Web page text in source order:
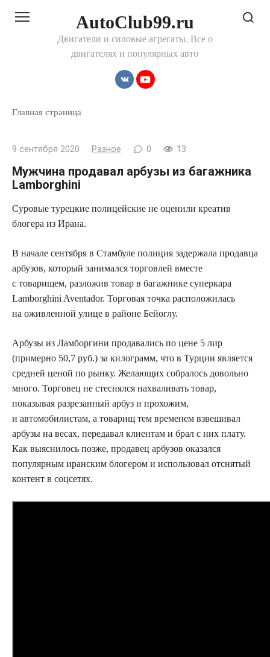
AutoClub99.ru
Двигатели и силовые агрегаты. Все о
двигателях и популярных авто
Главная страница
9 сентября 2020 Разное 0 13
Мужчина продавал арбузы из багажника
Lamborghini
Суровые турецкие полицейские не оценили креатив
блогера из Ирана.
В начале сентября в Стамбуле полиция задержала продавца
арбузов, который занимался торговлей вместе
с товарищем, разложив товар в багажнике суперкара
Lamborghini Aventador. Торговая точка расположилась
на оживленной улице в районе Бейоглу.
Арбузы из Ламборгини продавались по цене 5 лир
(примерно 50,7 руб.) за килограмм, что в Турции является
средней ценой по рынку. Желающих собралось довольно
много. Торговец не стеснялся нахваливать товар,
показывая разрезанный арбуз и прохожим,
и автомобилистам, а товарищ тем временем взвешивал
арбузы на весах, передавал клиентам и брал с них плату.
Как выяснилось позже, продавец арбузов оказался
популярным иранским блогером и использовал отснятый
контент в соцсетях.